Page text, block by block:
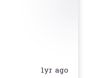
1yr ago